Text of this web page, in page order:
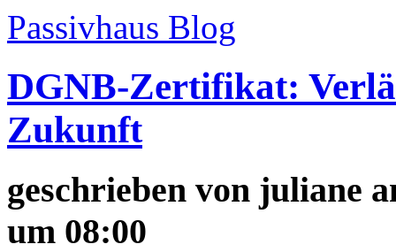
Passivhaus Blog
DGNB-Zertifikat:
Zukunft
geschrieben von juliane
um 08:00